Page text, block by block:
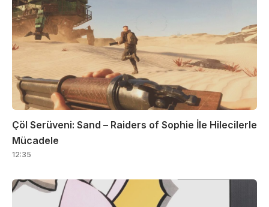
Çöl Serüveni: Sand – Raiders of Sophie İle Hilecilerle
Mücadele
12:35